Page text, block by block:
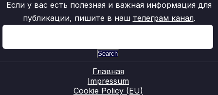
Если у вас есть полезная и важная информация для
публикации, пишите в наш телеграм канал.
Search
Главная
Impressum
Cookie Policy (EU)